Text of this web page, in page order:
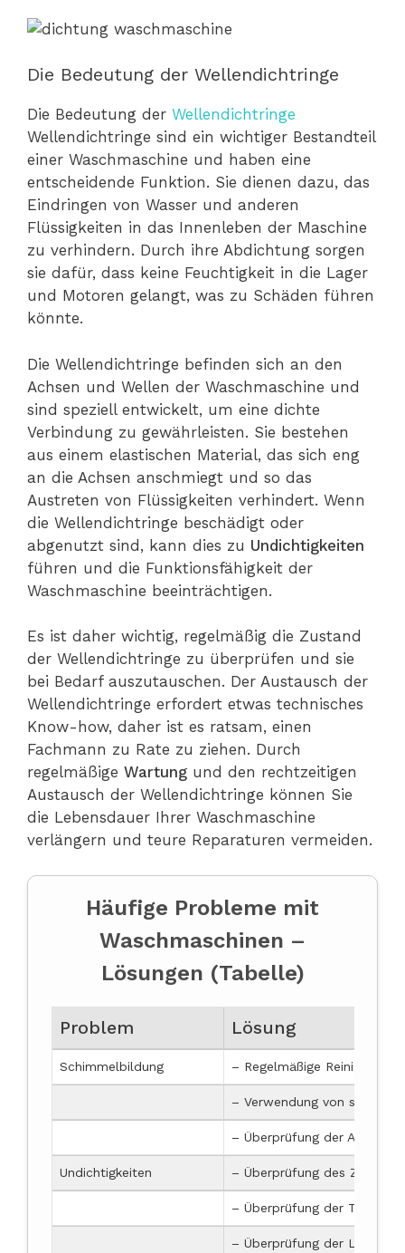
Die Bedeutung der Wellendichtringe
Die Bedeutung der Wellendichtringe
Wellendichtringe sind ein wichtiger Bestandteil
einer Waschmaschine und haben eine
entscheidende Funktion. Sie dienen dazu, das
Eindringen von Wasser und anderen
Flüssigkeiten in das Innenleben der Maschine
zu verhindern. Durch ihre Abdichtung sorgen
sie dafür, dass keine Feuchtigkeit in die Lager
und Motoren gelangt, was zu Schäden führen
könnte.
Die Wellendichtringe befinden sich an den
Achsen und Wellen der Waschmaschine und
sind speziell entwickelt, um eine dichte
Verbindung zu gewährleisten. Sie bestehen
aus einem elastischen Material, das sich eng
an die Achsen anschmiegt und so das
Austreten von Flüssigkeiten verhindert. Wenn
die Wellendichtringe beschädigt oder
abgenutzt sind, kann dies zu Undichtigkeiten
führen und die Funktionsfähigkeit der
Waschmaschine beeinträchtigen.
Es ist daher wichtig, regelmäßig die Zustand
der Wellendichtringe zu überprüfen und sie
bei Bedarf auszutauschen. Der Austausch der
Wellendichtringe erfordert etwas technisches
Know-how, daher ist es ratsam, einen
Fachmann zu Rate zu ziehen. Durch
regelmäßige Wartung und den rechtzeitigen
Austausch der Wellendichtringe können Sie
die Lebensdauer Ihrer Waschmaschine
verlängern und teure Reparaturen vermeiden.
Häufige Probleme mit
Waschmaschinen –
Lösungen (Tabelle)
Problem Lösung
Schimmelbildung – Regelmäßige Reinigung
– Verwendung von
– Überprüfung der
Undichtigkeiten – Überprüfung des
– Überprüfung der
– Überprüfung der